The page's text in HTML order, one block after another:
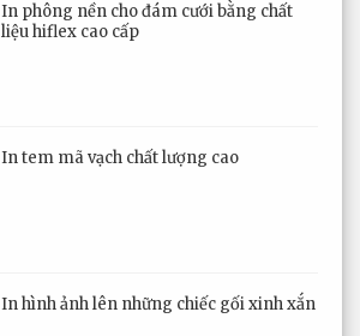
In phông nền cho đám cưới bằng chất
liệu hiflex cao cấp
In tem mã vạch chất lượng cao
In hình ảnh lên những chiếc gối xinh xắn